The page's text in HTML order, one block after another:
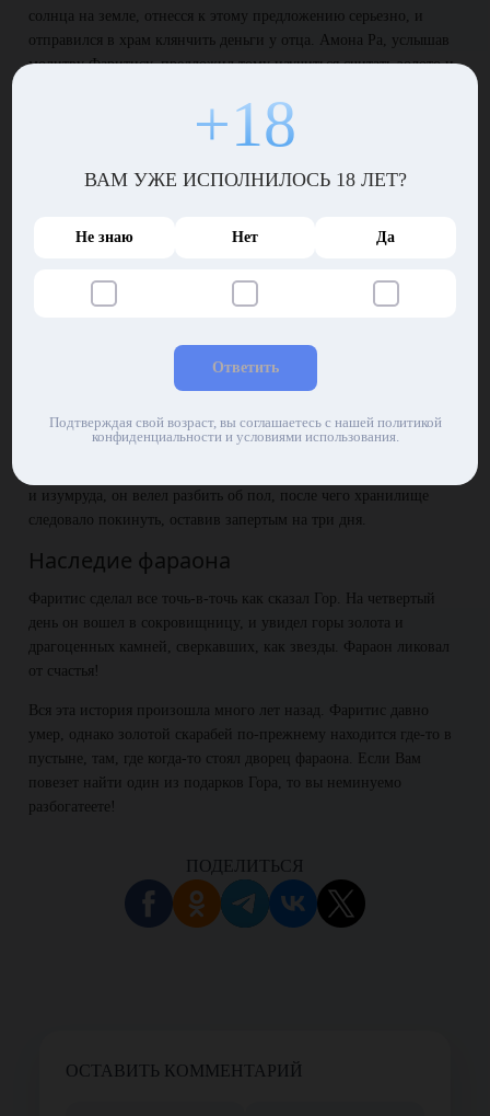
солнца на земле, отнесся к этому предложению серьезно, и
отправился в храм клянчить деньги у отца. Амона Ра, услышав
молитву Фаритису, предложил тому научиться считать золото и
словно зерном перед свиньями.
Слава великому Гору!
Фараон не отчаивался, несмотря на отказ бога солнца, который
богаты. Владыка Египта отправился в храм Гора, охотно
раз покаялся в крайне расточительном отношении к золоту,
которая привело к плачевным последствиям.
Гор сурово отчитал фараона, требуя, чтобы тот прекратил сорить
содержимым дворцовой сокровищницы, будто это дорожная
вручив священные символы и золотого скарабея, украшенного
рубином. Гор приказал установить священного жука в
и изумруда, он велел разбить об пол, после чего хранилище
следовало покинуть, оставив запертым на три дня.
Наследие фараона
Фаритис сделал все точь-в-точь как сказал Гор. На четвертый
день он вошел в сокровищницу, и увидел горы золота и
драгоценных камней, сверкавших, как звезды. Фараон ликовал
от счастья!
Вся эта история произошла много лет назад. Фаритис давно
умер, однако золотой скарабей по-прежнему находится где-то в
пустыне, там, где когда-то стоял дворец фараона. Если Вам
повезет найти один из подарков Гора, то вы неминуемо
разбогатеете!
ПОДЕЛИТЬСЯ
ОСТАВИТЬ КОММЕНТАРИЙ
+18
ВАМ УЖЕ ИСПОЛНИЛОСЬ 18 ЛЕТ?
Не знаю Нет Да
Ответить
Подтверждая свой возраст, вы соглашаетесь с нашей политикой
конфиденциальности и условиями использования.